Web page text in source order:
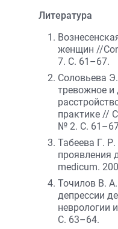
Литература
женщин //
7. С. 61–67.
Соловьева
тревожное и
практике //
№ 2. С.
Табеева Г.
проявления
medicum.
Точилов В.
депрессии
неврологии
С. 63–64.